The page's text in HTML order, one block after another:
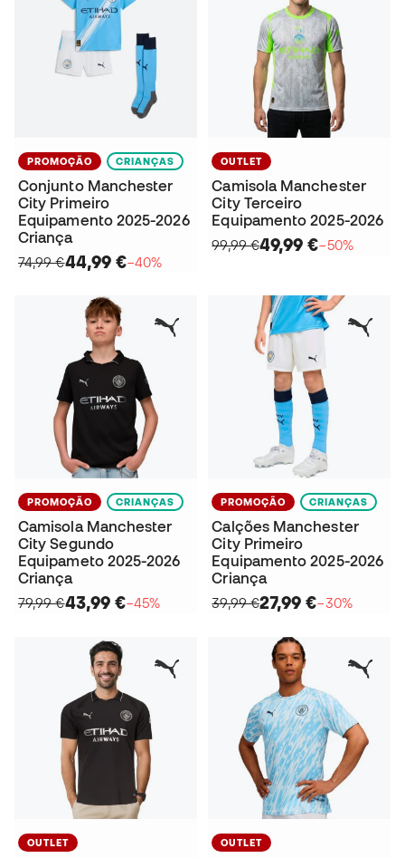
PROMOÇÃO CRIANÇAS
Conjunto Manchester
City Primeiro
Equipamento 2025-2026
Criança
74,99 €44,99 €−40%
OUTLET
Camisola Manchester
City Terceiro
Equipamento 2025-2026
99,99 €49,99 €−50%
PROMOÇÃO CRIANÇAS
Camisola Manchester
City Segundo
Equipameto 2025-2026
Criança
79,99 €43,99 €−45%
PROMOÇÃO CRIANÇAS
Calções Manchester
City Primeiro
Equipamento 2025-2026
Criança
39,99 €27,99 €−30%
OUTLET OUTLET